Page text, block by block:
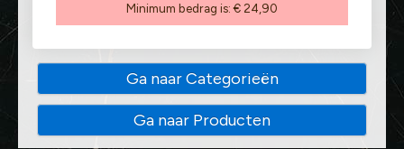
Minimum bedrag is:€ 24,90
Ga naar Categorieën
Ga naar Producten